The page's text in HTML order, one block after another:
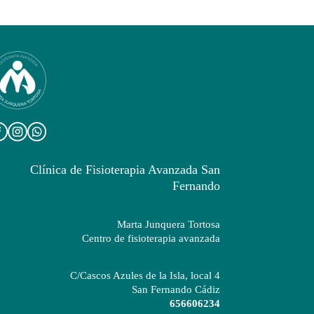
Clínica de Fisioterapia Avanzada San
Fernando
Marta Junquera Tortosa
Centro de fisioterapia avanzada
C/Cascos Azules de la Isla, local 4
San Fernando Cádiz
656606234